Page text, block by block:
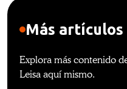
Más artículos
Explora más contenido
Leisa aquí mismo.